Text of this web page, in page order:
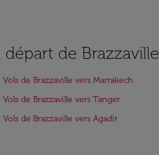
de Brazzaville
Vols de Brazzaville vers Marrakech
Vols de Brazzaville vers Tanger
Vols de Brazzaville vers Agadir